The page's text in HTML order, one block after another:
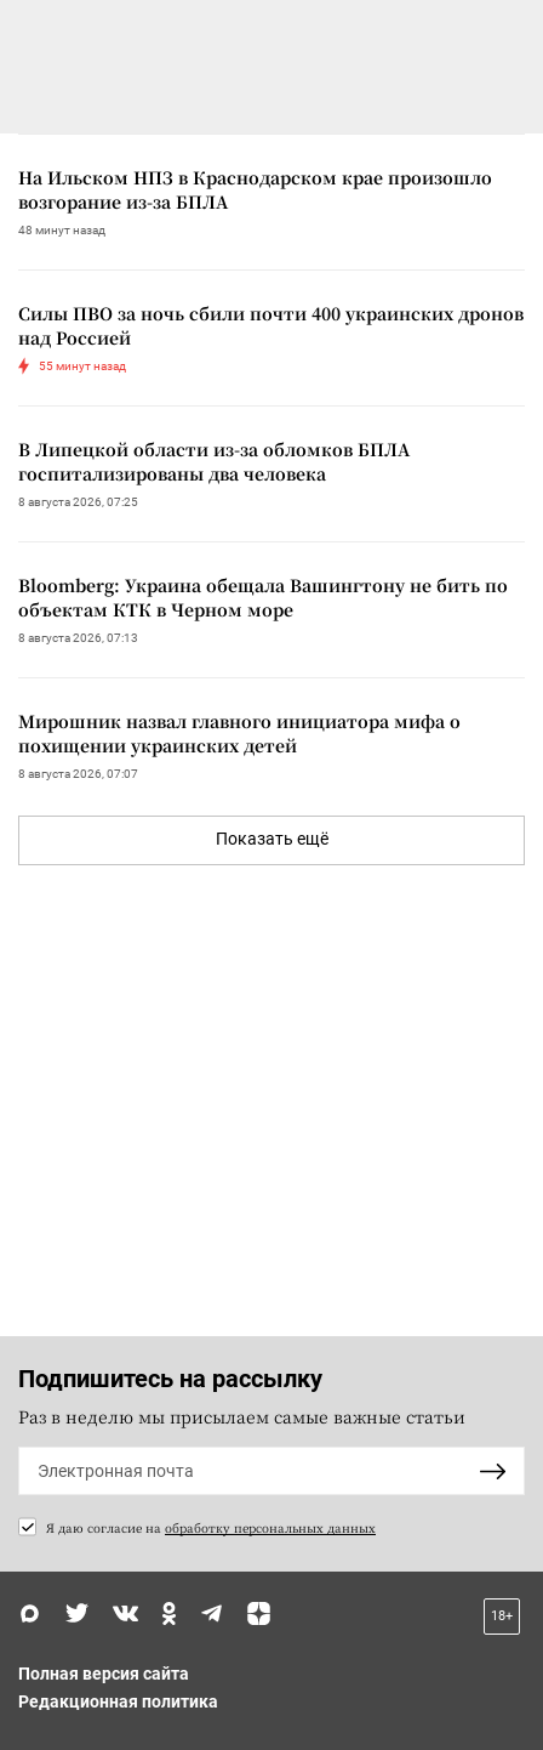
На Ильском НПЗ в Краснодарском крае произошло
возгорание из-за БПЛА
48 минут назад
Силы ПВО за ночь сбили почти 400 украинских дронов
над Россией
55 минут назад
В Липецкой области из-за обломков БПЛА
госпитализированы два человека
8 августа 2026, 07:25
Bloomberg: Украина обещала Вашингтону не бить по
объектам КТК в Черном море
8 августа 2026, 07:13
Мирошник назвал главного инициатора мифа о
похищении украинских детей
8 августа 2026, 07:07
Показать ещё
Подпишитесь на рассылку
Раз в неделю мы присылаем самые важные статьи
Я даю согласие на обработку персональных данных
18+
Полная версия сайта
Редакционная политика